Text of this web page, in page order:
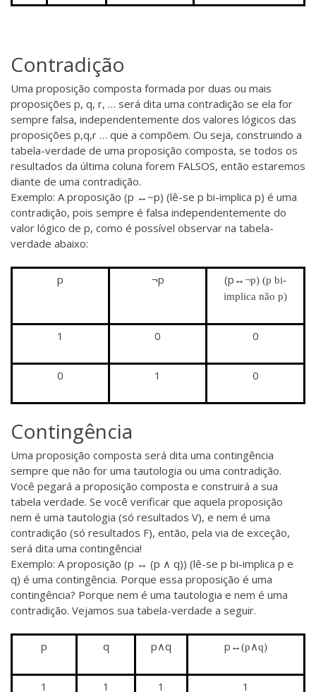
Contradição
Uma proposição composta formada por duas ou mais
proposições p, q, r, … será dita uma contradição se ela for
sempre falsa, independentemente dos valores lógicos das
proposições p,q,r … que a compõem. Ou seja, construindo a
tabela-verdade de uma proposição composta, se todos os
resultados da última coluna forem FALSOS, então estaremos
diante de uma contradição.
Exemplo: A proposição (p ↔~p) (lê-se p bi-implica p) é uma
contradição, pois sempre é falsa independentemente do
valor lógico de p, como é possível observar na tabela-
verdade abaixo:
p ¬p (p ↔¬p) (p bi-
implica não p)
1 0 0
0 1 0
Contingência
Uma proposição composta será dita uma contingência
sempre que não for uma tautologia ou uma contradição.
Você pegará a proposição composta e construirá a sua
tabela verdade. Se você verificar que aquela proposição
nem é uma tautologia (só resultados V), e nem é uma
contradição (só resultados F), então, pela via de exceção,
será dita uma contingência!
Exemplo: A proposição (p ↔ (p ∧ q)) (lê-se p bi-implica p e
q) é uma contingência. Porque essa proposição é uma
contingência? Porque nem é uma tautologia e nem é uma
contradição. Vejamos sua tabela-verdade a seguir.
p q p∧q p↔(p∧q)
1 1 1 1